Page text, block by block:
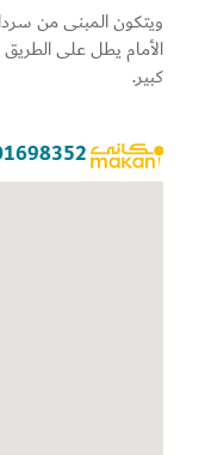
ويتكون المبنى من
الأمام يطل على
كبير.